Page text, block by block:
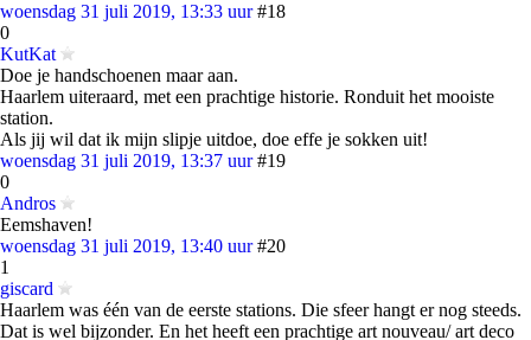
woensdag 31 juli 2019, 13:33 uur #18
0
KutKat
Doe je handschoenen maar aan.
Haarlem uiteraard, met een prachtige historie. Ronduit het mooiste
station.
Als jij wil dat ik mijn slipje uitdoe, doe effe je sokken uit!
woensdag 31 juli 2019, 13:37 uur #19
0
Andros
Eemshaven!
woensdag 31 juli 2019, 13:40 uur #20
1
giscard
Haarlem was één van de eerste stations. Die sfeer hangt er nog steeds.
Dat is wel bijzonder. En het heeft een prachtige art nouveau/ art deco